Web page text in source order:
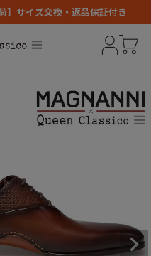
】サイズ交換・返品保証付き